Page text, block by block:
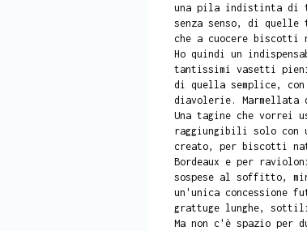
una pila indistinta di
senza senso, di
che a cuocere biscotti
Ho quindi un
tantissimi vasetti
di quella semplice,
diavolerie. Marmellata
Una tagine che vorrei
raggiungibili solo con
creato, per biscotti
Bordeaux e per
sospese al soffitto,
un'unica concessione
grattuge lunghe,
Ma non c'è spazio per